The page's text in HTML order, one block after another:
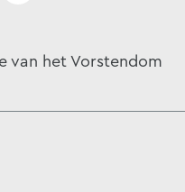
van het Vorstendom